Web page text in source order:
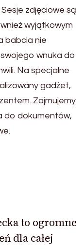
zdjęciowe są
wyjątkowym
babcia nie
wnuka do
Na specjalne
gadżet,
Zajmujemy
do dokumentów,
to ogromne
dla całej